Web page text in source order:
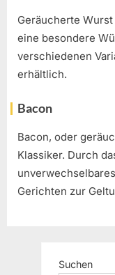
Geräucherte
eine besondere
verschiedenen
erhältlich.
Bacon
Bacon, oder
Klassiker. Durch
Gerichten zur
Suchen